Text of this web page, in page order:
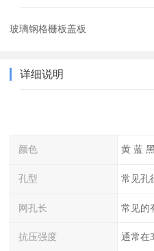
玻璃钢格栅板盖板
详细说明
颜色 黄 蓝
孔型
网孔长
抗压强度 通常在